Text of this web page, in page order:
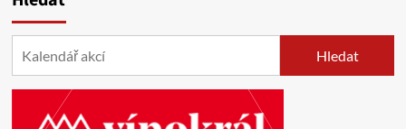
Hledat